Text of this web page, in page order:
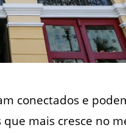
conectados e
mais cresce no